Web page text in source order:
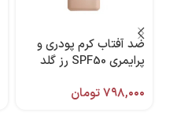
ضد آفتاب کرم پودری و
پرایمری SPF50 رز گلد
سان سیف
۷۹۸,۰۰۰تومان